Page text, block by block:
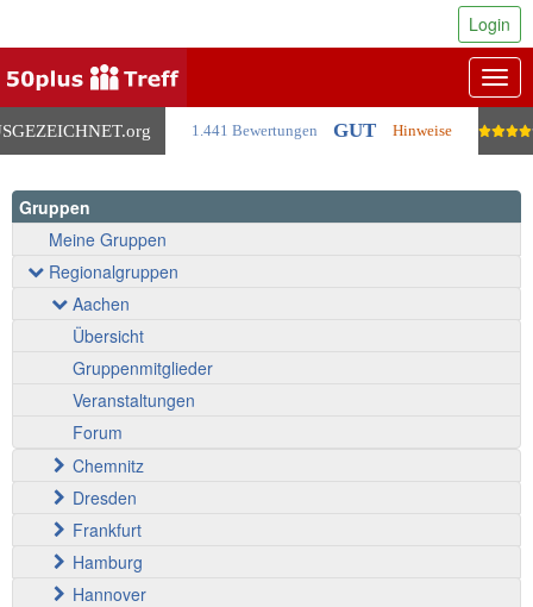
.org 1.441 Bewertungen GUT Hinweise
Login
Gruppen
Meine Gruppen
Regionalgruppen
Aachen
Übersicht
Gruppenmitglieder
Veranstaltungen
Forum
Chemnitz
Dresden
Frankfurt
Hamburg
Hannover